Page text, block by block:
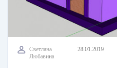
Светлана
Любавина
28.01.2019